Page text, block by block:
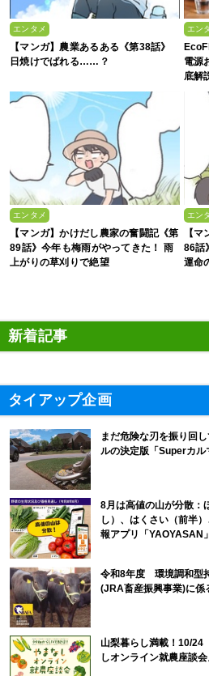
エンタメ
【マンガ】農業あるある《第38話》
日焼けでばれる……？
エン
電源
底解
エンタメ
【マンガ】かけだし農家の奮闘記《第
89話》今年も梅雨がやってきた！ 雨
上がりの草刈りで絶望
エン
【
86話
運命
新着記事
タイアップ企画
まだ危険な刃を振り回
ルの決定版「Superカル
8月は高値の山が分散：
し）、はくさい（前半
報アプリ「YAOYASAN
令和8年度 環境調和型
(JRA畜産振興事業)に係
山梨暮らし満載！10/24
しオンライン就農座談会